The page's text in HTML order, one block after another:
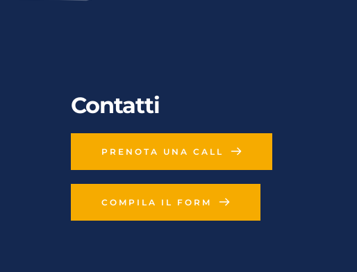
Contatti
PRENOTA UNA CALL
COMPILA IL FORM